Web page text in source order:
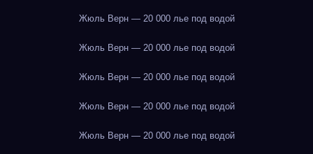
Жюль Верн — 20 000 лье под водой
Жюль Верн — 20 000 лье под водой
Жюль Верн — 20 000 лье под водой
Жюль Верн — 20 000 лье под водой
Жюль Верн — 20 000 лье под водой